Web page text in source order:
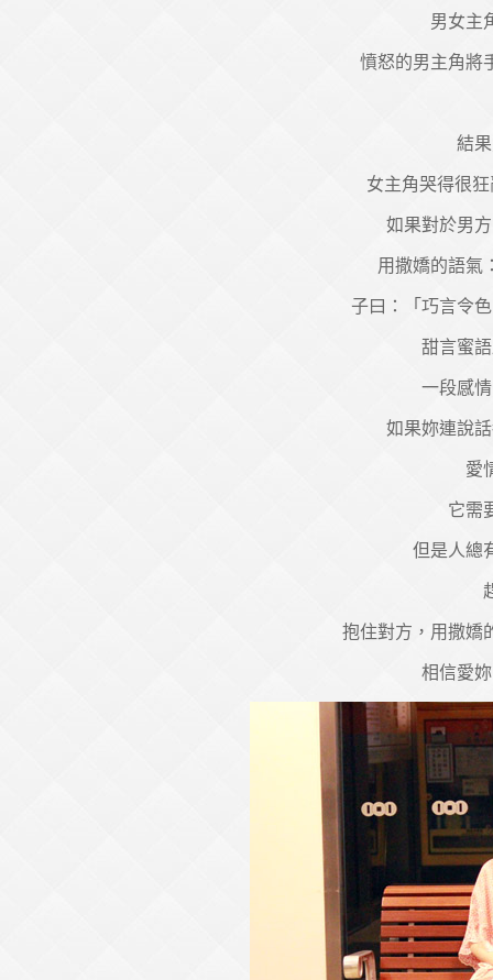
男女主
憤怒的男主角將
結
女主角哭得很
如果對於男
用撒嬌的語氣
子曰：「巧言令
甜言蜜
一段感
如果妳連說
愛
它需
但是人總
抱住對方，用撒嬌
相信愛